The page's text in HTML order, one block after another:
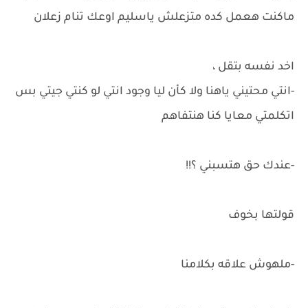
ماكنت هعمل كده متزعلش ياسليم اوعك تنام زعلان
اخد نفسه بتقل ،
-انتي محتيني ياهنا ولا كأن ليا وجود انتي لو كنتي جيتي بس
اتكلمتي معايا كنا هنتفاهم
-عندك حق هتسبني ؟!!
قولتها بخوف
-ملهوش علاقه بكلامنا